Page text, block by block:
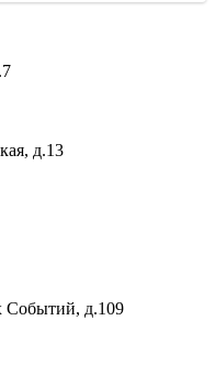
д.13
Событий, д.109